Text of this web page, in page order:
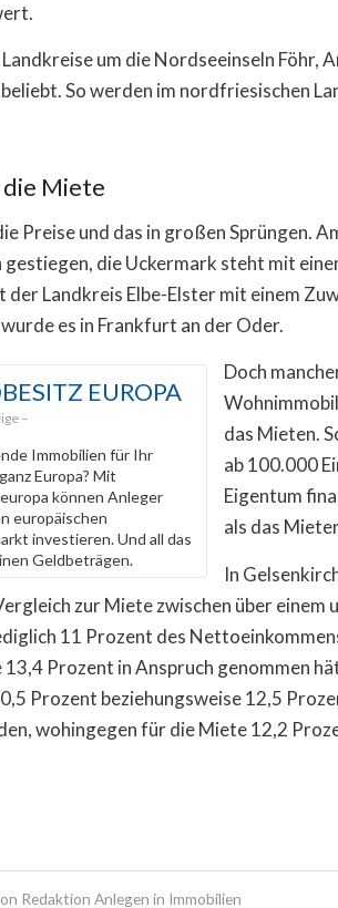
um die Nordseeinseln Föhr,
So werden im nordfriesischen
Miete
Preise und das in großen Sprüngen.
die Uckermark steht mit
Landkreis Elbe-Elster mit einem
es in Frankfurt an der Oder.
EUROPA
Immobilien für Ihr
Europa? Mit
können Anleger
europäischen
investieren. Und all das
Geldbeträgen.
Doch
das Mieten.
ab 100.000
Eigentum
als das
In
zur Miete zwischen über einem
11 Prozent des
Prozent in Anspruch genommen
Prozent beziehungsweise 12,5
wohingegen für die Miete 12,2
Redaktion Anlegen in Immobilien